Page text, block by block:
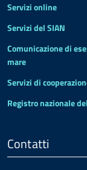
Servizi online
Servizi del SIAN
Comunicazione di
mare
Servizi di
Registro nazionale
Contatti